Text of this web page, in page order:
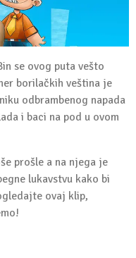
se ovog puta vešto
borilačkih veština je
odbrambenog napada
i baci na pod u ovom
prošle a na njega je
lukavstvu kako bi
ovaj klip,